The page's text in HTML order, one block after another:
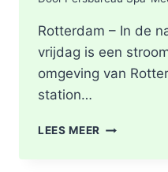
Rotterdam – In de
vrijdag is een
omgeving van
station…
LEES MEER